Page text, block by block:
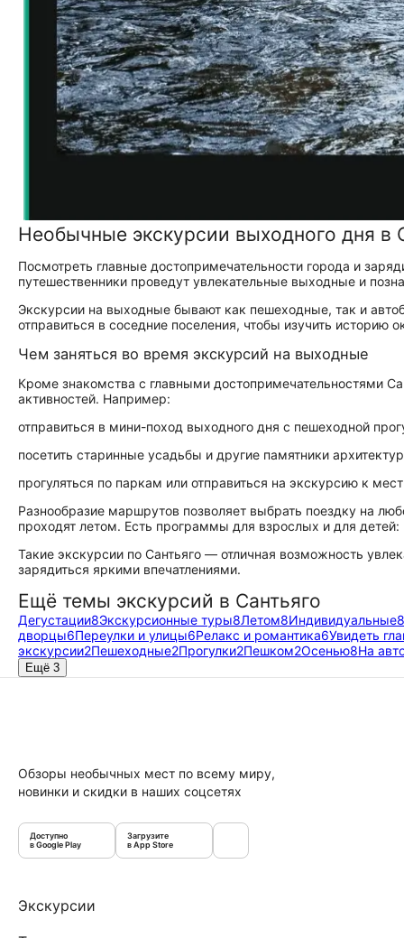
Необычные экскурсии выходного дня в
Посмотреть главные достопримечательности города и
путешественники проведут увлекательные выходные и
Экскурсии на выходные бывают как пешеходные, так и
отправиться в соседние поселения, чтобы изучить историю
Чем заняться во время экскурсий на выходные
Кроме знакомства с главными достопримечательностями
активностей. Например:
отправиться в мини-поход выходного дня с пешеходной
посетить старинные усадьбы и другие памятники
прогуляться по паркам или отправиться на экскурсию к
Разнообразие маршрутов позволяет выбрать поездку на
проходят летом. Есть программы для взрослых и для
Такие экскурсии по Сантьяго — отличная возможность
зарядиться яркими впечатлениями.
Ещё темы экскурсий в Сантьяго
Дегустации8Экскурсионные туры8Летом8Индивидуальные8
дворцы6Переулки и улицы6Релакс и романтика6Увидеть
экскурсии2Пешеходные2Прогулки2Пешком2Осенью8На
Ещё 3
Обзоры необычных мест по всему миру,
новинки и скидки в наших соцсетях
Доступно
в Google Play
Загрузите
в App Store
Экскурсии